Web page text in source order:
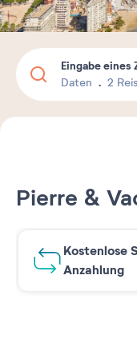
Eingabe eines
Daten 2
Pierre &
Kostenlose
Anzahlung